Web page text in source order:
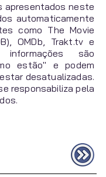
apresentados neste
automaticamente
como The Movie
OMDb, Trakt.tv e
são
estão" e podem
desatualizadas.
responsabiliza pela